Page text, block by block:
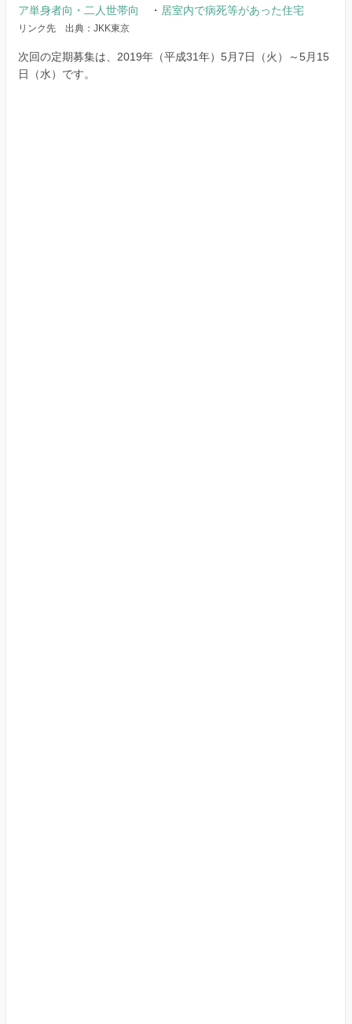
ア単身者向・二人世帯向 ・ 居室内で病死等があった住宅
リンク先 出典：JKK東京
次回の定期募集は、2019年（平成31年）5月7日（火）～5月15
日（水）です。